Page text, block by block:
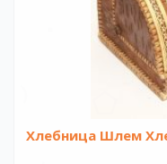
Хлебница Шлем